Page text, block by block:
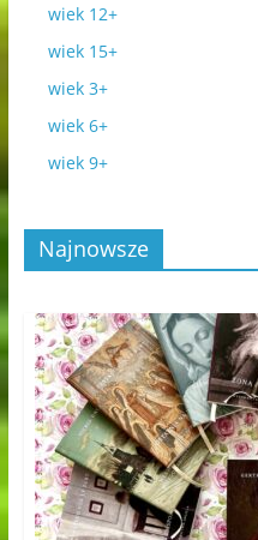
wiek 12+
wiek 15+
wiek 3+
wiek 6+
wiek 9+
Najnowsze